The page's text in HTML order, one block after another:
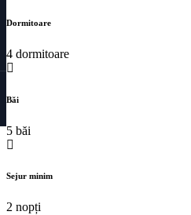
Dormitoare
4 dormitoare
Băi
5 băi
Sejur minim
2 nopți